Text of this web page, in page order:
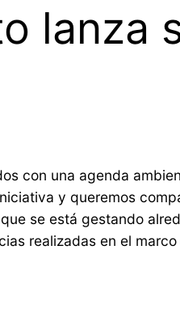
lanza
con una agenda
y queremos
se está gestando
realizadas en el marco